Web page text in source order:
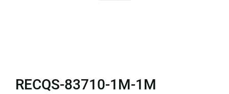
RECQS-83710-1M-1M